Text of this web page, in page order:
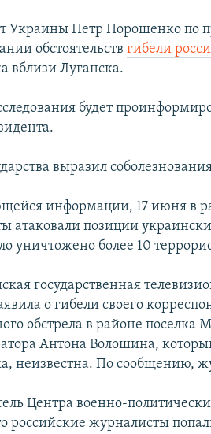
Украины Петр Порошенко по
обстоятельствгибели
вблизи Луганска.
будет
выразил
информации, 17 июня в
атаковали позиции
уничтожено более 10
государственная
о гибели своего
обстрела в районе поселка
Антона Волошина,
неизвестна. По сообщению,
Центра военно-
российские журналисты